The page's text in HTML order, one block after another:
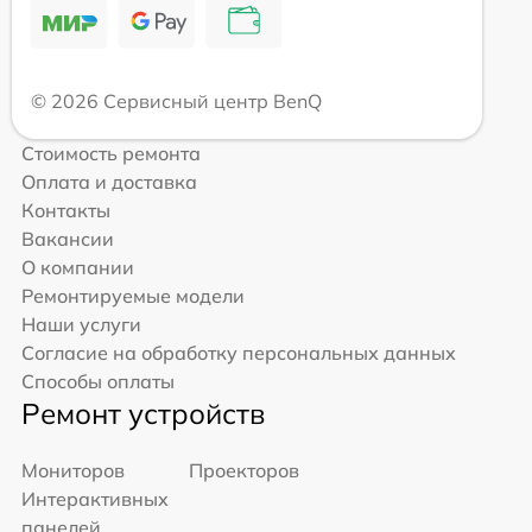
© 2026 Сервисный центр BenQ
Стоимость ремонта
Оплата и доставка
Контакты
Вакансии
О компании
Ремонтируемые модели
Наши услуги
Согласие на обработку персональных данных
Способы оплаты
Ремонт устройств
Мониторов
Проекторов
Интерактивных